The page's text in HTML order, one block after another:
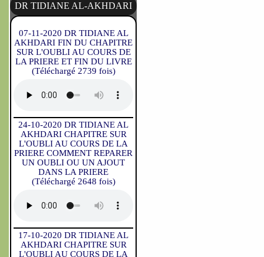
DR TIDIANE AL-AKHDARI
07-11-2020 DR TIDIANE AL
AKHDARI FIN DU CHAPITRE
SUR L'OUBLI AU COURS DE
LA PRIERE ET FIN DU LIVRE
(Téléchargé 2739 fois)
24-10-2020 DR TIDIANE AL
AKHDARI CHAPITRE SUR
L'OUBLI AU COURS DE LA
PRIERE COMMENT REPARER
UN OUBLI OU UN AJOUT
DANS LA PRIERE
(Téléchargé 2648 fois)
17-10-2020 DR TIDIANE AL
AKHDARI CHAPITRE SUR
L'OUBLI AU COURS DE LA